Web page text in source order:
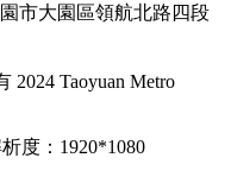
園市大園區領航北路四段
Taoyuan Metro
度：1920*1080